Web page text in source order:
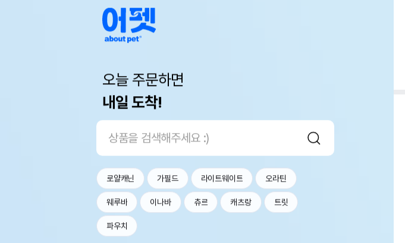
오늘 주문하면
내일 도착!
로얄캐닌 가필드 라이트웨이트 오라틴
웨루바 이나바 츄르 캐츠랑 트릿
파우치